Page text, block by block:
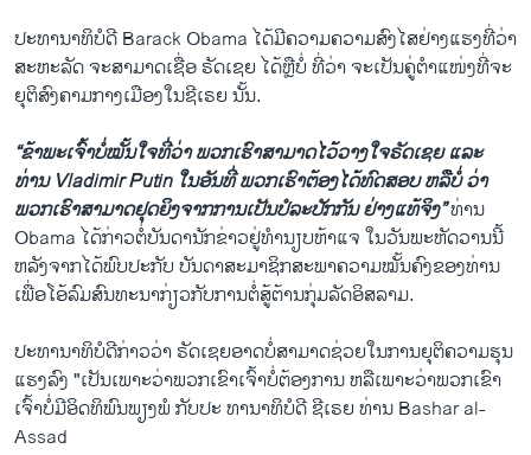
ລາຍການກະຈາຍສຽງ
ລາຍງານ
ຕິດຕາມພວກເຮົາ ທີ່
ພາສາຕ່າງໆ
ປະທານາທິບໍດີ​ Barack Obama ​ໄດ້​ມີ​ຄວາມຄວາມ​ສົງ​ໄສ​ຢ່າງແຮງ​ທີ່ວ່າ
ສະຫະລັດ​ ຈະສາມາດ​ເຊື່ອ ຣັດ​ເຊຍ ​ໄດ້ຫຼື​ບໍ່ ທີ່ວ່າ ຈະ​ເປັນ​ຄູ່ຕຳ​ແໜ່​ງທີ່​ຈະ​
ຍຸຕິ​ສົງຄາມ​ກາງ​ເມືອງ​ໃນຊີ​ເຣ​ຍ ນັ້ນ.
“ຂ້າພະ​ເຈົ້າ​ບໍ່​ໝັ້ນໃຈທີ່ວ່າ ​ພວກເຮົາ​ສາມ​າດ​ໄວ້​ວາງ​ໃຈຣັດ​ເຊຍ ​ແລະ
ທ່ານ Vladimir Putin ​ໃນອັນທີ່​ ພວກ​ເຮົາຕ້ອງ​ໄດ້​ທົດ​ສອບ ຫລື​ບໍ່ ວ່າ​
ພວກ​ເຮົາ​ສາມາດ​ຢຸດ​ຍິງຈາກ​ການເປັນ​ປໍ​ລະ​ປັກ​ກັນ ​ຢ່າງ​ແທ້​ຈິງ”ທ່ານ
Obama ​ໄດ້​ກ່າວ​ຕໍ່​ບັນດາ​ນັກ​ຂ່າວ​ຢູ່ທຳນຽບຫ້າ​ແຈ​ ໃນ​ວັນ​ພະຫັດ​ວານ​ນີ້​
ຫລັງ​ຈາກ​ໄດ້​ພົບ​ປະ​ກັບ ບັນດາ​ສະມາຊິກ​ສະພາ​ຄວາມ​ໝັ້ນຄົງ​ຂອງ​ທ່ານ ​
ເພື່ອໂອ້​ລົມສົນທະນາກ່ຽວ​ກັບ​ການ​ຕໍ່ສູ້​ຕ້ານກຸ່ມ​ລັດ​ອິສລາມ.
ປະທານາທິບໍດີ​ກ່າວ​ວ່າ ຣັດ​ເຊຍ​ອາດ​ບໍ່​ສາມາດ​ຊ່ວຍ​ໃນ​ການ​ຍຸຕິ​ຄວາມ​ຮຸ​ນ
ແຮງລົງ "​ເປັນ​ເພາະວ່າພວກ​ເຂົາ​ເຈົ້າ​ບໍ່​ຕ້ອງການ ຫລືເພາະວ່າພວກ​ເຂົາ​
ເຈົ້າ​ບໍ່​ມີ​ອິດ​ທິພົນ​ພຽງພໍ ກັບປະ ທານາທິບໍດີ ຊີ​ເຣຍ ທ່ານ Bashar al-
Assad